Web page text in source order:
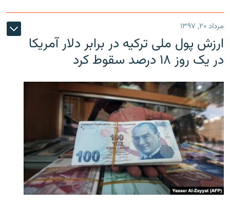
مرداد ۲۰, ۱۳۹۷
ارزش پول ملی ترکیه در برابر دلار آمریکا
در یک روز ۱۸ درصد سقوط کرد